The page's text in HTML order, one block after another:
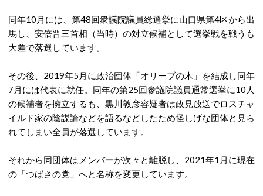
同年10月には、第48回衆議院議員総選挙に山口県第4区から出
馬し、安倍晋三首相（当時）の対立候補として選挙戦を戦うも
大差で落選しています。
その後、2019年5月に政治団体「オリーブの木」を結成し同年
7月には代表に就任。同年の第25回参議院議員通常選挙に10人
の候補者を擁立するも、黒川敦彦容疑者は政見放送でロスチャ
イルド家の陰謀論などを語るなどしたため怪しげな団体と見ら
れてしまい全員が落選しています。
それから同団体はメンバーが次々と離脱し、2021年1月に現在
の「つばさの党」へと名称を変更しています。